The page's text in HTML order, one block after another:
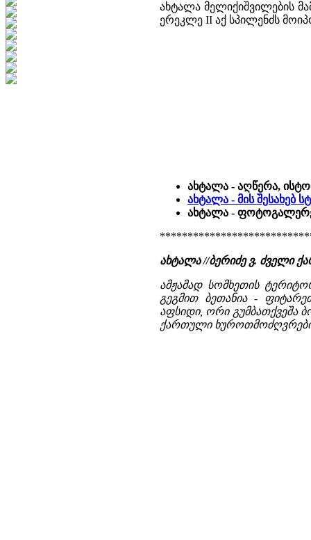
ახტალა მელიქიშვილების
ერეკლე II აქ სპილენძს
ახტალა - აღწერა,
ახტალა - მის შესახებ
ახტალა -
ახტალა //ბერიძე ვ. ძველი
ამჟამად სომხეთის
გეგმით ბეთანია -
აფსიდი, ორი გუმბათქვეშა
ქართული